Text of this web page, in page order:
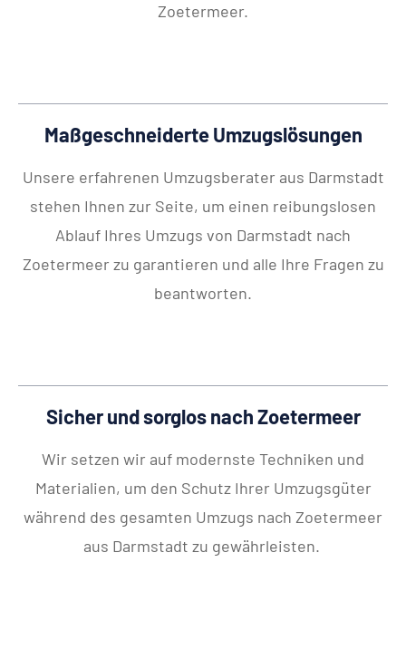
Zoetermeer.
Maßgeschneiderte Umzugslösungen
Unsere erfahrenen Umzugsberater aus Darmstadt
stehen Ihnen zur Seite, um einen reibungslosen
Ablauf Ihres Umzugs von Darmstadt nach
Zoetermeer zu garantieren und alle Ihre Fragen zu
beantworten.
Sicher und sorglos nach Zoetermeer
Wir setzen wir auf modernste Techniken und
Materialien, um den Schutz Ihrer Umzugsgüter
während des gesamten Umzugs nach Zoetermeer
aus Darmstadt zu gewährleisten.